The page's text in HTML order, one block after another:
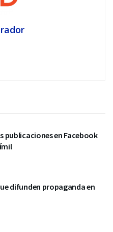
publicaciones en Facebook
difunden propaganda en